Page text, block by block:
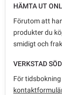
HÄMTA UT
Förutom att
produkter du
smidigt och
VERKSTAD
För